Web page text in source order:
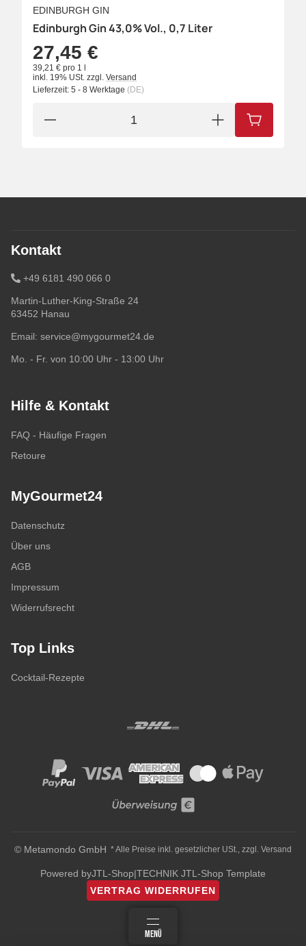
EDINBURGH GIN
Edinburgh Gin 43,0% Vol., 0,7 Liter
27,45 €
39,21 € pro 1 l
inkl. 19% USt. zzgl. Versand
Lieferzeit: 5 - 8 Werktage (DE)
IN DEN
Kontakt
+49 6181 490 066 0
Martin-Luther-King-Straße 24
63452 Hanau
Email: service@mygourmet24.de
Mo. - Fr. von 10:00 Uhr - 13:00 Uhr
Hilfe & Kontakt
FAQ - Häufige Fragen
Retoure
MyGourmet24
Datenschutz
Über uns
AGB
Impressum
Widerrufsrecht
Top Links
Cocktail-Rezepte
© Metamondo GmbH * Alle Preise inkl. gesetzlicher USt., zzgl. Versand
Powered byJTL-Shop|TECHNIK JTL-Shop Template
VERTRAG WIDERRUFEN
MENÜ